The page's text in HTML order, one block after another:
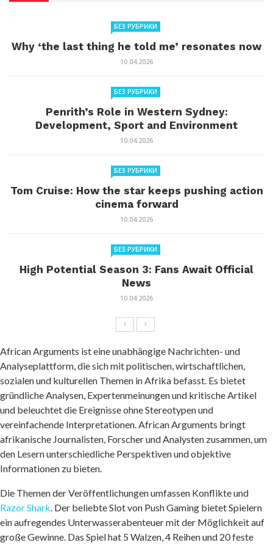
БЕЗ РУБРИКИ
Why ‘the last thing he told me’ resonates now
10.04.2026
БЕЗ РУБРИКИ
Penrith’s Role in Western Sydney:
Development, Sport and Environment
10.04.2026
БЕЗ РУБРИКИ
Tom Cruise: How the star keeps pushing action
cinema forward
10.04.2026
БЕЗ РУБРИКИ
High Potential Season 3: Fans Await Official
News
10.04.2026
African Arguments ist eine unabhängige Nachrichten- und
Analyseplattform, die sich mit politischen, wirtschaftlichen,
sozialen und kulturellen Themen in Afrika befasst. Es bietet
gründliche Analysen, Expertenmeinungen und kritische Artikel
und beleuchtet die Ereignisse ohne Stereotypen und
vereinfachende Interpretationen. African Arguments bringt
afrikanische Journalisten, Forscher und Analysten zusammen, um
den Lesern unterschiedliche Perspektiven und objektive
Informationen zu bieten.
Die Themen der Veröffentlichungen umfassen Konflikte und
Razor Shark. Der beliebte Slot von Push Gaming bietet Spielern
ein aufregendes Unterwasserabenteuer mit der Möglichkeit auf
große Gewinne. Das Spiel hat 5 Walzen, 4 Reihen und 20 feste